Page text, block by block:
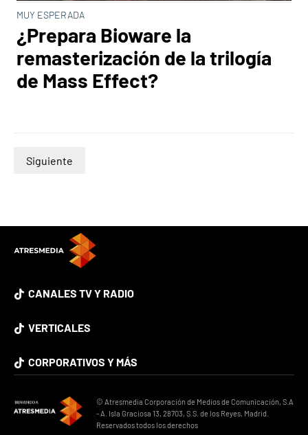
MUY ESPERADA
¿Prepara Bioware la
remasterización de la trilogía
de Mass Effect?
Siguiente
CANALES TV Y RADIO
VERTICALES
CORPORATIVOS Y MÁS
© Atresmedia Corporación de Medios de Comunicación, S.A
- A. Isla Graciosa 13, 28703, S.S. de los Reyes, Madrid.
Reservados todos los derechos